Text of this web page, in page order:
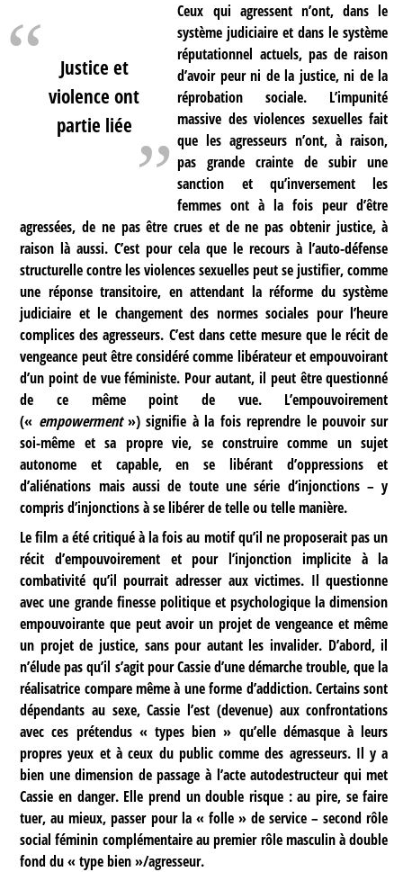
Justice et
violence ont
partie liée
Ceux qui agressent n’ont, dans le
système judiciaire et dans le système
réputationnel actuels, pas de raison
d’avoir peur ni de la justice, ni de la
réprobation sociale. L’impunité
massive des violences sexuelles fait
que les agresseurs n’ont, à raison,
pas grande crainte de subir une
sanction et qu’inversement les
femmes ont à la fois peur d’être
agressées, de ne pas être crues et de ne pas obtenir justice, à
raison là aussi. C’est pour cela que le recours à l’auto-défense
structurelle contre les violences sexuelles peut se justifier, comme
une réponse transitoire, en attendant la réforme du système
judiciaire et le changement des normes sociales pour l’heure
complices des agresseurs. C’est dans cette mesure que le récit de
vengeance peut être considéré comme libérateur et empouvoirant
d’un point de vue féministe. Pour autant, il peut être questionné
de ce même point de vue. L’empouvoirement
(« empowerment») signifie à la fois reprendre le pouvoir sur
soi-même et sa propre vie, se construire comme un sujet
autonome et capable, en se libérant d’oppressions et
d’aliénations mais aussi de toute une série d’injonctions – y
compris d’injonctions à se libérer de telle ou telle manière.
Le film a été critiqué à la fois au motif qu’il ne proposerait pas un
récit d’empouvoirement et pour l’injonction implicite à la
combativité qu’il pourrait adresser aux victimes. Il questionne
avec une grande finesse politique et psychologique la dimension
empouvoirante que peut avoir un projet de vengeance et même
un projet de justice, sans pour autant les invalider. D’abord, il
n’élude pas qu’il s’agit pour Cassie d’une démarche trouble, que la
réalisatrice compare même à une forme d’addiction. Certains sont
dépendants au sexe, Cassie l’est (devenue) aux confrontations
avec ces prétendus « types bien » qu’elle démasque à leurs
propres yeux et à ceux du public comme des agresseurs. Il y a
bien une dimension de passage à l’acte autodestructeur qui met
Cassie en danger. Elle prend un double risque : au pire, se faire
tuer, au mieux, passer pour la « folle » de service – second rôle
social féminin complémentaire au premier rôle masculin à double
fond du « type bien »/agresseur.